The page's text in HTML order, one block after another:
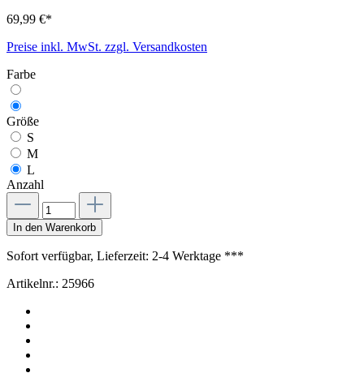
69,99 €*
Preise inkl. MwSt. zzgl. Versandkosten
Farbe
Größe
S
M
L
Anzahl
In den Warenkorb
Sofort verfügbar, Lieferzeit: 2-4 Werktage ***
Artikelnr.: 25966